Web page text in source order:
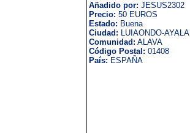
Añadido por: JESUS2302
Precio: 50 EUROS
Estado: Buena
Ciudad: LUIAONDO-AYALA
Comunidad: ALAVA
Código Postal: 01408
País: ESPAÑA